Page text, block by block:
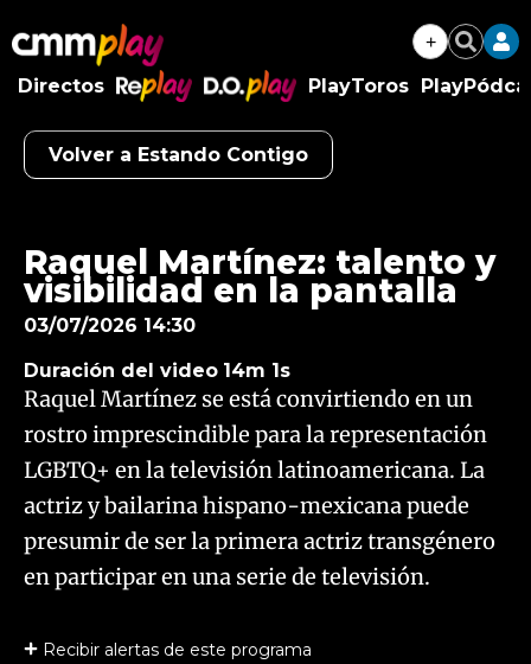
+ Buscar
Directos
RePlay
D.O.Play
PlayToros
Volver a Estando Contigo
Algo salió mal.
Try again
Raquel Martínez: talento y
visibilidad en la pantalla
03/07/2026 14:30
Duración del video 14m 1s
Raquel Martínez se está convirtiendo en un
rostro imprescindible para la representación
LGBTQ+ en la televisión latinoamericana. La
actriz y bailarina hispano-mexicana puede
presumir de ser la primera actriz transgénero
en participar en una serie de televisión.
Recibir alertas de este programa